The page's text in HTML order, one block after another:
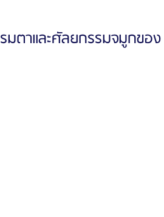
มตาและศัลยกรรมจมูกของ